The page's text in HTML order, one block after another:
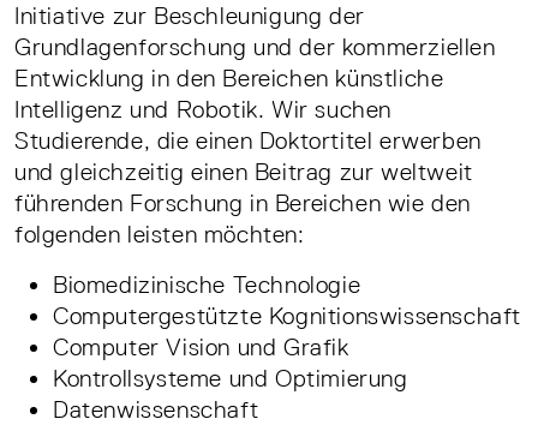
Initiative zur Beschleunigung der
Grundlagenforschung und der kommerziellen
Entwicklung in den Bereichen künstliche
Intelligenz und Robotik. Wir suchen
Studierende, die einen Doktortitel erwerben
und gleichzeitig einen Beitrag zur weltweit
führenden Forschung in Bereichen wie den
folgenden leisten möchten:
Biomedizinische Technologie
Computergestützte Kognitionswissenschaft
Computer Vision und Grafik
Kontrollsysteme und Optimierung
Datenwissenschaft